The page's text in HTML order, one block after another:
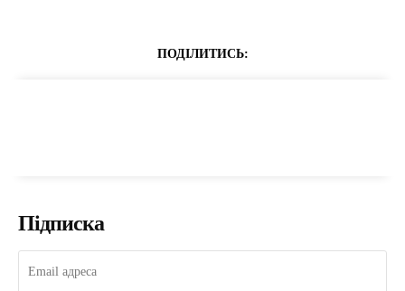
ПОДІЛИТИСЬ:
Підписка